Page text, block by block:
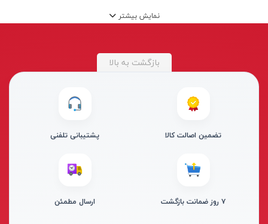
انواع باتری
انواع مته
بست کمربندی
اتو
نمایش بیشتر
بازگشت به بالا
تضمین اصالت کالا پشتیبانی تلفنی
۷ روز ضمانت بازگشت ارسال مطمئن